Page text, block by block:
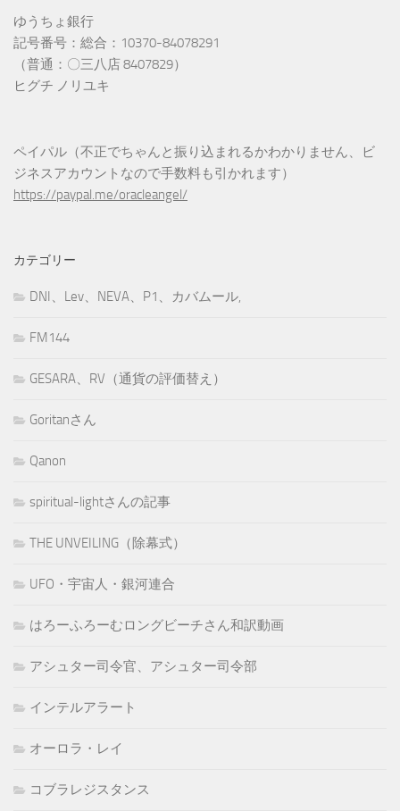
ゆうちょ銀行
記号番号：総合：10370-84078291
（普通：〇三八店 8407829）
ヒグチ ノリユキ
ペイパル（不正でちゃんと振り込まれるかわかりません、ビ
ジネスアカウントなので手数料も引かれます）
https://paypal.me/oracleangel/
カテゴリー
DNI、Lev、NEVA、P1、カバムール,
FM144
GESARA、RV（通貨の評価替え）
Goritanさん
Qanon
spiritual-lightさんの記事
THE UNVEILING（除幕式）
UFO・宇宙人・銀河連合
はろーふろーむロングビーチさん和訳動画
アシュター司令官、アシュター司令部
インテルアラート
オーロラ・レイ
コブラレジスタンス